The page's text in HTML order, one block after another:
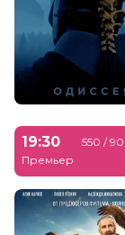
19:30
Премьер
550 /